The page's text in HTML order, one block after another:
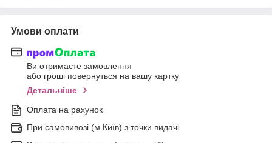
Умови оплати
Ви отримаєте замовлення
або гроші повернуться на вашу картку
Детальніше
Оплата на рахунок
При самовивозі (м.Київ) з точки видачі